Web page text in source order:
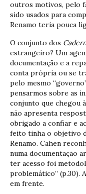
outros motivos, pelo
sido usados para
Renamo teria pouca
O conjunto dos
estrangeiro? Um
documentação e a
conta própria ou se
pelo mesmo
pensarmos sobre as
conjunto que chegou
não apresenta
obrigado a confiar e
feito tinha o objetivo
Renamo. Cahen
numa documentação
ter acesso foi
problemático” (p.30).
em frente.